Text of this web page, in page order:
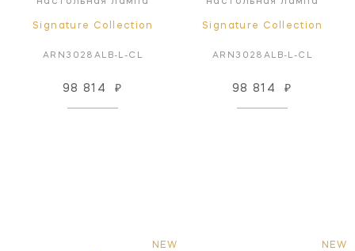
Signature Collection
ARN3028ALB-L-CL
98 814 ₽
Signature Collection
ARN3028ALB-L-CL
98 814 ₽
NEW NEW